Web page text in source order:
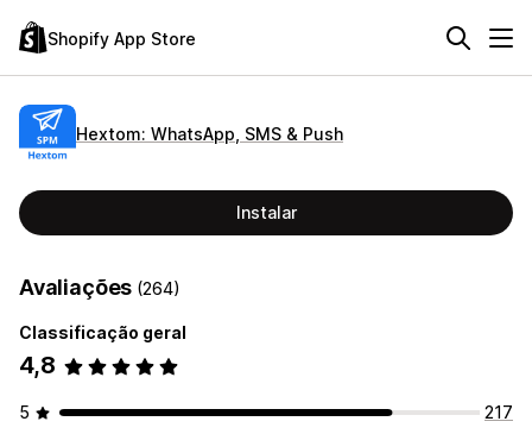
Shopify App Store
Hextom: WhatsApp, SMS & Push
Instalar
Avaliações (264)
Classificação geral
4,8
5
217